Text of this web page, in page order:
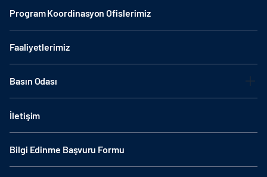
Program Koordinasyon Ofislerimiz
Faaliyetlerimiz
Basın Odası
İletişim
Bilgi Edinme Başvuru Formu